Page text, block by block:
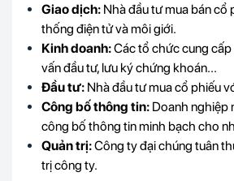
Giao dịch: Nhà đầu tư mua bán cổ
thống điện tử và môi giới.
Kinh doanh:Các tổ chức cung
vấn đầu tư, lưu ký chứng khoán...
Đầu tư: Nhà đầu tưmua cổ phiếu
Công bố thông tin: Doanh nghiệp
công bố thông tin minh bạch cho
Quản trị:Công ty đại chúng tuân
trị công ty.